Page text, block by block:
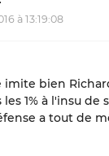
à 13:19:08
imite bien
les 1% à l'insu
a tout de